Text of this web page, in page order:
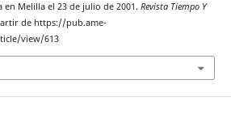
Melilla el 23 de julio de 2001. Revista Tiempo Y
de https://pub.ame-
view/613